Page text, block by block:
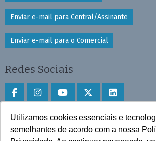
Utilizamos cookies essenciais e
semelhantes de acordo com a nossa
Enviar e-mail para Central/Assinante
Enviar e-mail para o Comercial
Redes Sociais
Faça download do aplicativo